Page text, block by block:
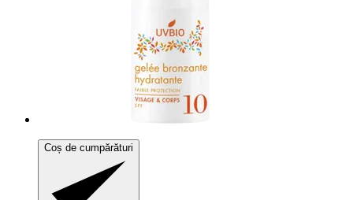
Coș de cumpărături